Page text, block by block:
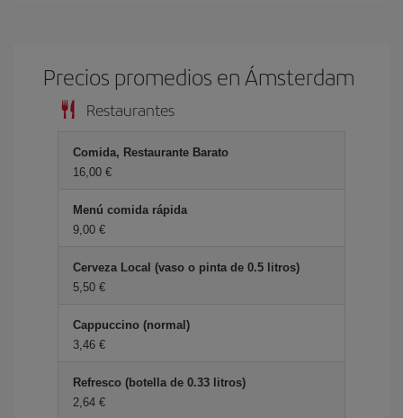
Precios promedios en Ámsterdam
Restaurantes
Comida, Restaurante Barato
16,00 €
Menú comida rápida
9,00 €
Cerveza Local (vaso o pinta de 0.5 litros)
5,50 €
Cappuccino (normal)
3,46 €
Refresco (botella de 0.33 litros)
2,64 €